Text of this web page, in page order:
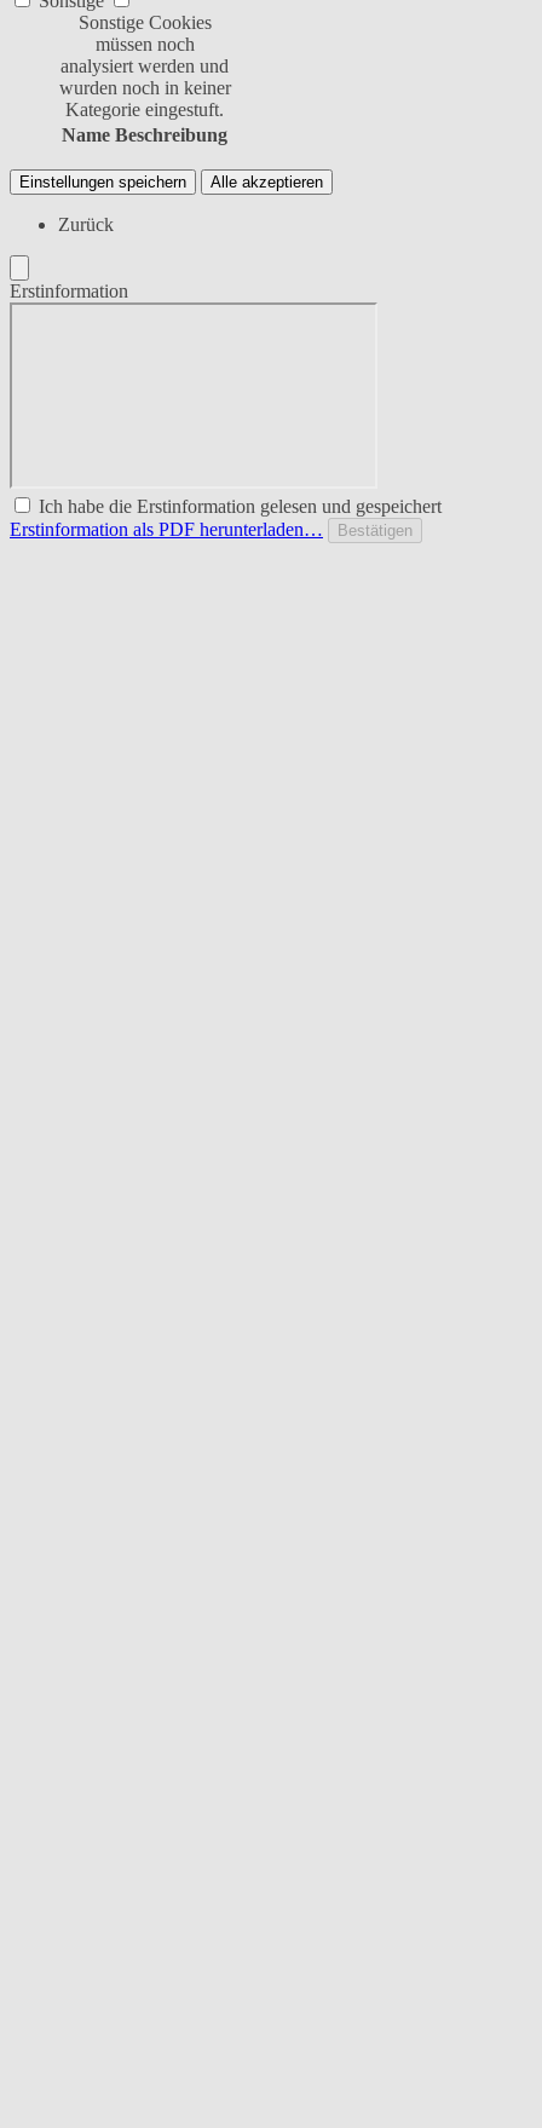
Sonstige Cookies
müssen noch
analysiert werden und
wurden noch in keiner
Kategorie eingestuft.
Name Beschreibung
Einstellungen speichern Alle akzeptieren
Zurück
Erstinformation
Ich habe die Erstinformation gelesen und gespeichert
Erstinformation als PDF herunterladen…
Bestätigen